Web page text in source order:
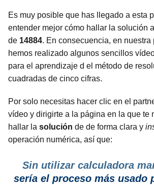
Es muy posible que has llegado a esta
entender mejor cómo hallar la solución
de 14884. En consecuencia, en nuestra
hemos realizado algunos sencillos
para el aprendizaje d el método de
cuadradas de cinco cifras.
Por solo necesitas hacer clic en el
vídeo y dirigirte a la página en la que te
hallar la solución de de forma clara y
operación numérica, así que:
Sin utilizar calculadora
sería el proceso más usado